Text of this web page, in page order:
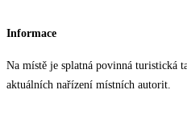
Informace
Na místě je splatná povinná turistická
aktuálních nařízení místních autorit.